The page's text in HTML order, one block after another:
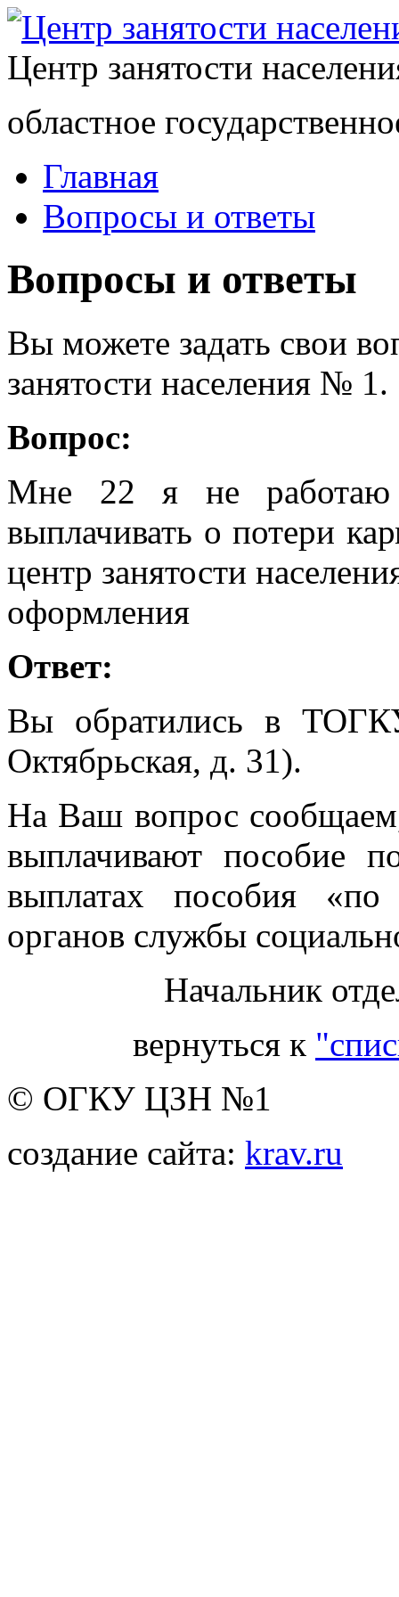
Центр занятости
областное
Главная
Вопросы и ответы
Вопросы и ответы
Вы можете задать свои
занятости населения № 1.
Вопрос:
Мне 22 я не
выплачивать о потери
центр занятости
оформления
Ответ:
Вы обратились в
Октябрьская, д. 31).
На Ваш вопрос
выплачивают пособие
выплатах пособия «по
органов службы
Начальник
вернуться к
© ОГКУ ЦЗН №1
создание сайта: krav.ru